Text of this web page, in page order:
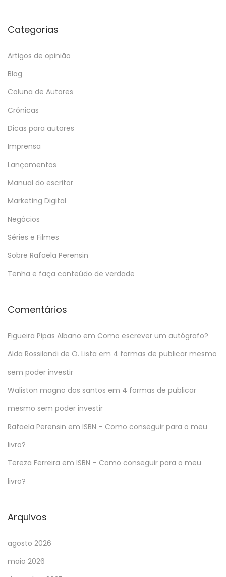
Categorias
Artigos de opinião
Blog
Coluna de Autores
Crônicas
Dicas para autores
Imprensa
Lançamentos
Manual do escritor
Marketing Digital
Negócios
Séries e Filmes
Sobre Rafaela Perensin
Tenha e faça conteúdo de verdade
Comentários
Figueira Pipas Albano em Como escrever um autógrafo?
Alda Rossilandi de O. Lista em 4 formas de publicar mesmo
sem poder investir
Waliston magno dos santos em 4 formas de publicar
mesmo sem poder investir
Rafaela Perensin em ISBN – Como conseguir para o meu
livro?
Tereza Ferreira em ISBN – Como conseguir para o meu
livro?
Arquivos
agosto 2026
maio 2026